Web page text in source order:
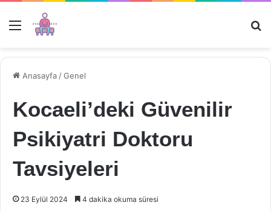
Menü
Anasayfa /Genel
Kocaeli’deki Güvenilir
Psikiyatri Doktoru
Tavsiyeleri
23 Eylül 2024 4 dakika okuma süresi